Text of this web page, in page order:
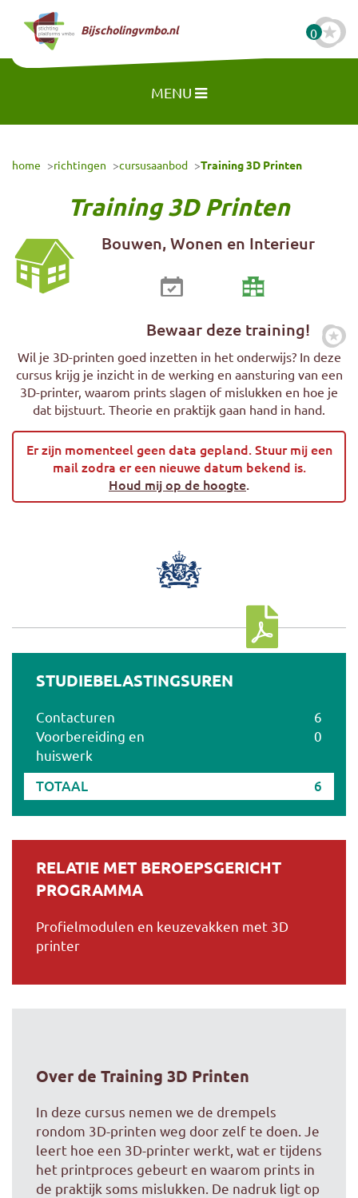
Naar hoofdinhoud
Bijscholingvmbo.nl 0
MENU
home richtingen cursusaanbod Training 3D Printen
Training 3D Printen
Bouwen, Wonen en Interieur
Bewaar deze training!
Wil je 3D-printen goed inzetten in het onderwijs? In deze
cursus krijg je inzicht in de werking en aansturing van een
3D-printer, waarom prints slagen of mislukken en hoe je
dat bijstuurt. Theorie en praktijk gaan hand in hand.
Er zijn momenteel geen data gepland. Stuur mij een
mail zodra er een nieuwe datum bekend is.
Houd mij op de hoogte.
Download cursus
STUDIEBELASTINGSUREN
Contacturen
6
Voorbereiding en
huiswerk
0
TOTAAL 6
RELATIE MET BEROEPSGERICHT
PROGRAMMA
Profielmodulen en keuzevakken met 3D
printer
Over de Training 3D Printen
In deze cursus nemen we de drempels
rondom 3D-printen weg door zelf te doen. Je
leert hoe een 3D-printer werkt, wat er tijdens
het printproces gebeurt en waarom prints in
de praktijk soms mislukken. De nadruk ligt op